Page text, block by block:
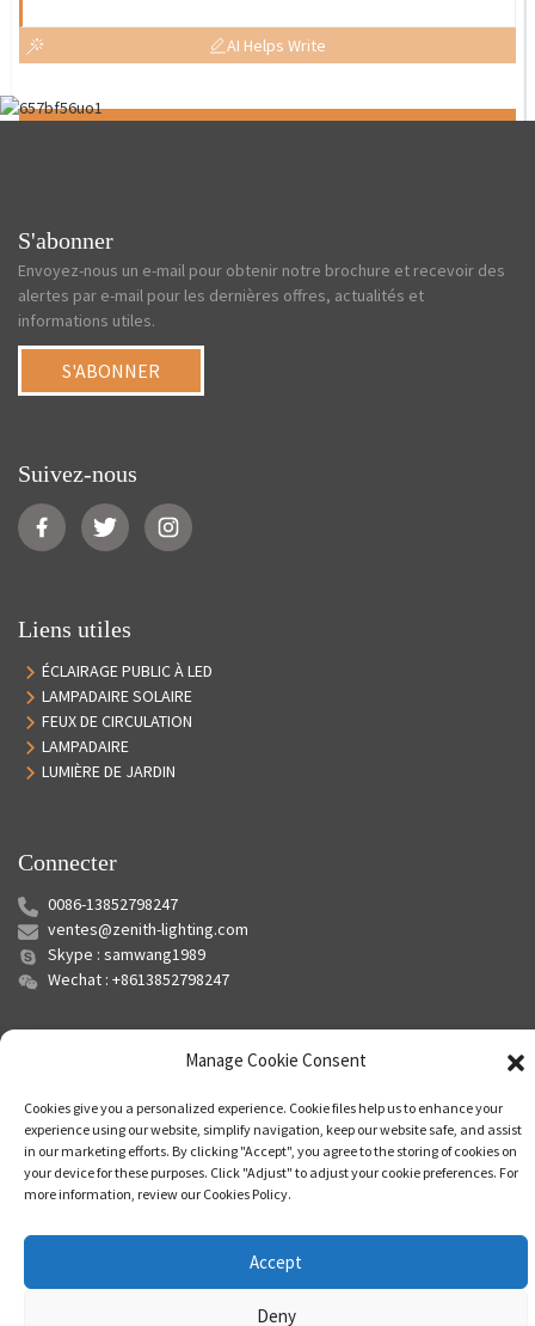
AI Helps Write
S'abonner
Envoyez-nous un e-mail pour obtenir notre brochure et recevoir des
alertes par e-mail pour les dernières offres, actualités et
informations utiles.
S'ABONNER
Suivez-nous
Liens utiles
ÉCLAIRAGE PUBLIC À LED
LAMPADAIRE SOLAIRE
FEUX DE CIRCULATION
LAMPADAIRE
LUMIÈRE DE JARDIN
Connecter
0086-13852798247
ventes@zenith-lighting.com
Skype : samwang1989
Wechat : +8613852798247
© Copyright - 2010-2024 : Tous droits réservés.Plan du site-Plan du
siteTrans-Recherche principale
Manage Cookie Consent
Cookies give you a personalized experience. Cookie files help us to enhance your
experience using our website, simplify navigation, keep our website safe, and assist
in our marketing efforts. By clicking "Accept", you agree to the storing of cookies on
your device for these purposes. Click "Adjust" to adjust your cookie preferences. For
more information, review our Cookies Policy.
Accept
Deny